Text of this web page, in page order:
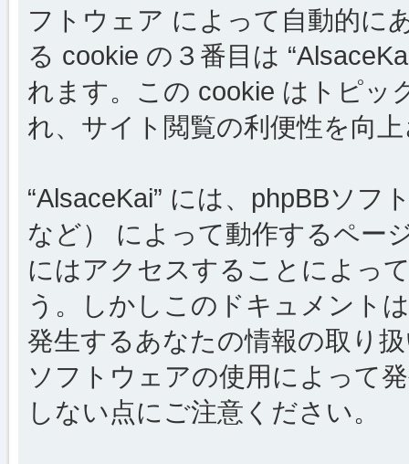
フトウェア によって自動的に
る cookie の３番目は
れます。この cookie はトピッ
れ、サイト閲覧の利便性を向
“AlsaceKai” には、phpBBソフ
など） によって動作するペー
にはアクセスすることによっ
う。しかしこのドキュメント
発生するあなたの情報の取り
ソフトウェアの使用によって
しない点にご注意ください。